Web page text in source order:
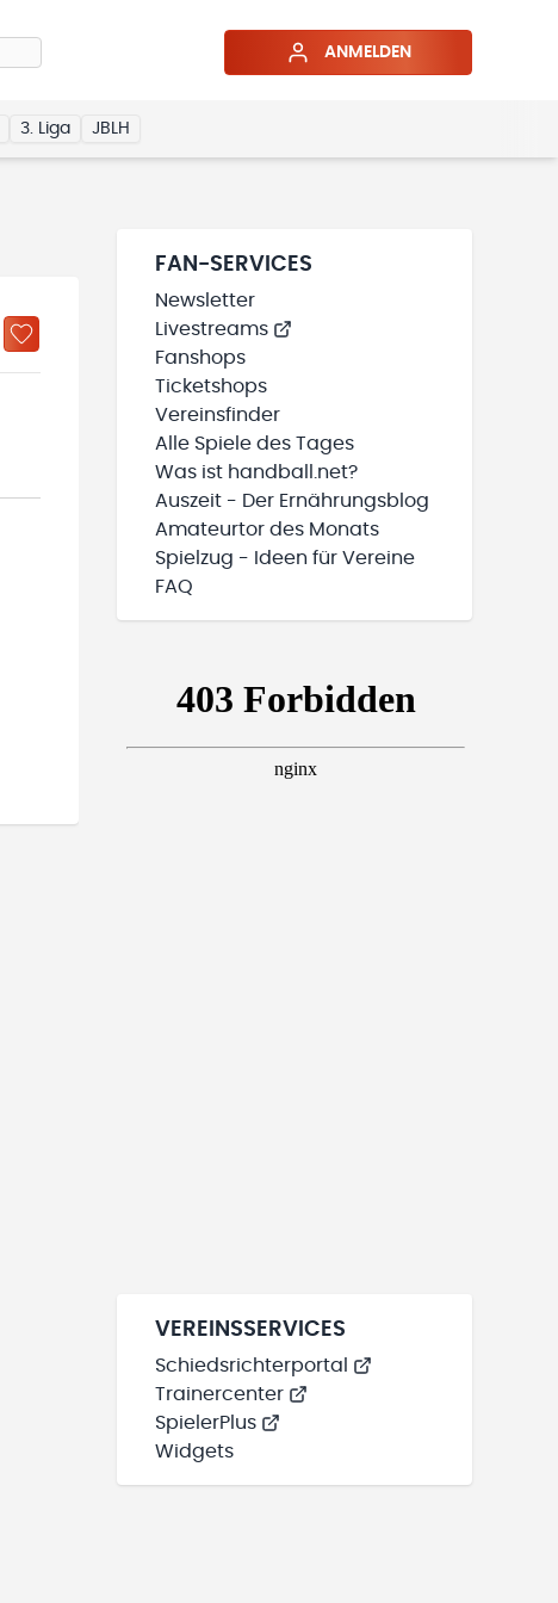
ANMELDEN
3. Liga JBLH
FAN-SERVICES
Newsletter
Livestreams
Fanshops
Ticketshops
Vereinsfinder
Alle Spiele des Tages
Was ist handball.net?
Auszeit - Der Ernährungsblog
Amateurtor des Monats
Spielzug - Ideen für Vereine
FAQ
VEREINSSERVICES
Schiedsrichterportal
Trainercenter
SpielerPlus
Widgets